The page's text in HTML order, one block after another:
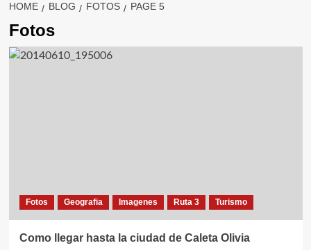
HOME BLOG FOTOS PAGE 5
Fotos
Fotos Geografia Imagenes Ruta 3 Turismo
Como llegar hasta la ciudad de Caleta Olivia